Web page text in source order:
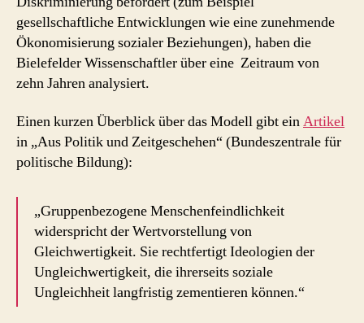
gesellschaftliche Entwicklungen wie eine zunehmende
Ökonomisierung sozialer Beziehungen), haben die
Bielefelder Wissenschaftler über eine Zeitraum von
zehn Jahren analysiert.
Einen kurzen Überblick über das Modell gibt einArtikel
in „Aus Politik und Zeitgeschehen“ (Bundeszentrale für
politische Bildung):
„Gruppenbezogene Menschenfeindlichkeit
widerspricht der Wertvorstellung von
Gleichwertigkeit. Sie rechtfertigt Ideologien der
Ungleichwertigkeit, die ihrerseits soziale
Ungleichheit langfristig zementieren können.“